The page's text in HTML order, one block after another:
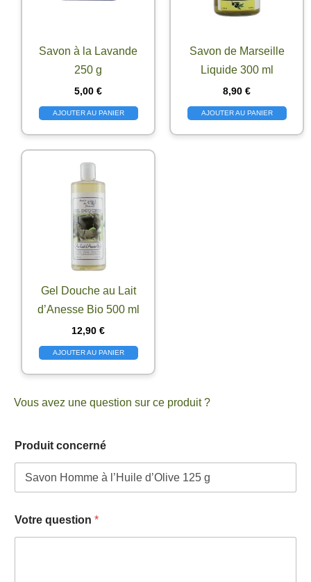
Savon à la Lavande
250 g
5,00 €
AJOUTER AU PANIER
Savon de Marseille
Liquide 300 ml
8,90 €
AJOUTER AU PANIER
Gel Douche au Lait
d’Anesse Bio 500 ml
12,90 €
AJOUTER AU PANIER
Vous avez une question sur ce produit ?
d
r
e
P
r
Produit concerné
Votre question *